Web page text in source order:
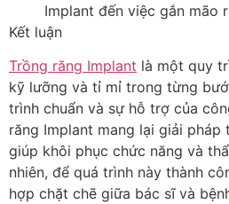
Implant đến việc gắn mão
Kết luận
Trồng răng Implant là một quy
kỹ lưỡng và tỉ mỉ trong từng
trình chuẩn và sự hỗ trợ của
răng Implant mang lại giải pháp
giúp khôi phục chức năng và
nhiên, để quá trình này thành
hợp chặt chẽ giữa bác sĩ và